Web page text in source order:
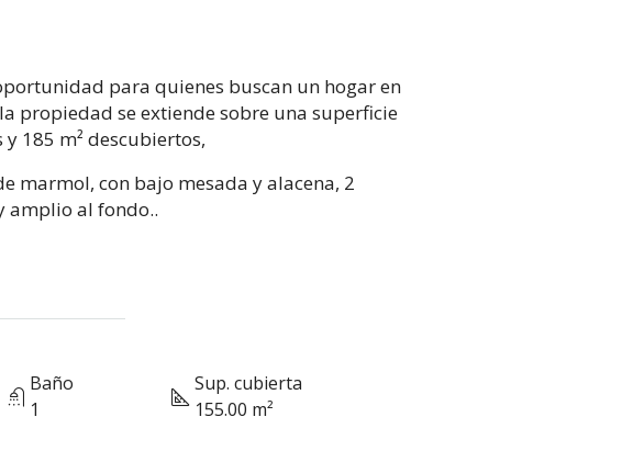
para quienes buscan un hogar en
propiedad se extiende sobre una superficie
185 m² descubiertos,
marmol, con bajo mesada y alacena, 2
amplio al fondo..
Baño
1
Sup. cubierta
155.00 m²